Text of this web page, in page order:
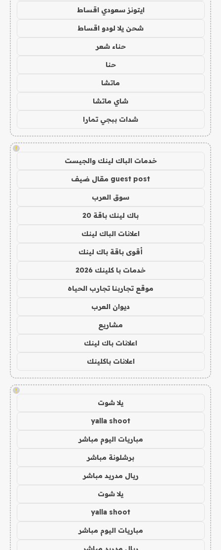
ايتونز سعودي اقساط
شحن يلا لودو اقساط
حناء شعر
حنا
ماتشا
شاي ماتشا
شدات ببجي تمارا
!
خدمات الباك لينك والجيست
guest post مقال ضيف
سوق العرب
باك لينك باقة 20
اعلانات الباك لينك
أقوى باقة باك لينك
خدمات با كلينك 2026
موقع تجاربنا تجارب الحياه
ديوان العرب
مشاريع
اعلانات باك لينك
اعلانات باكلينك
!
يلا شوت
yalla shoot
مباريات اليوم مباشر
برشلونة مباشر
ريال مدريد مباشر
يلا شوت
yalla shoot
مباريات اليوم مباشر